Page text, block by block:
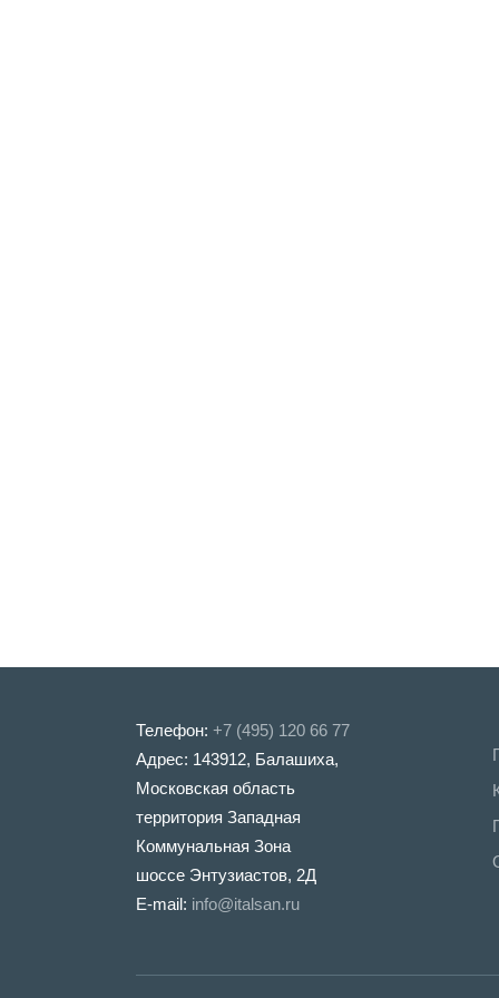
Телефон: +7 (495) 120 66 77
Адрес: 143912, Балашиха,
Московская область
территория Западная
Коммунальная Зона
шоссе Энтузиастов, 2Д
E-mail: info@italsan.ru